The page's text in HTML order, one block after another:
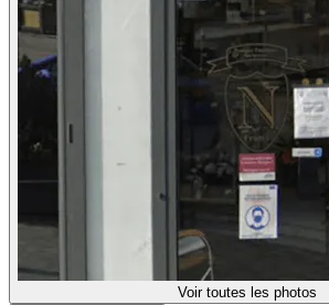
Voir toutes les photos